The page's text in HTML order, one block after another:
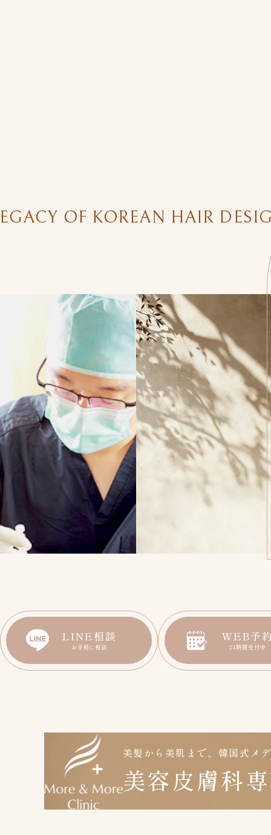
OF KOREAN HAIR DESIGN
LINE相談
お手軽に相談
WEB予
24時間受付中
美髪から美肌まで、韓国式メ
美容皮膚科